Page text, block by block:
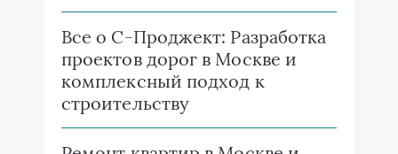
Все о C-Проджект: Разработка
проектов дорог в Москве и
комплексный подход к
строительству